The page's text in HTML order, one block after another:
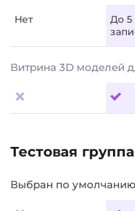
Нет
До 5
Витрина 3D моделей
Тестовая группа
Выбран по умолчанию